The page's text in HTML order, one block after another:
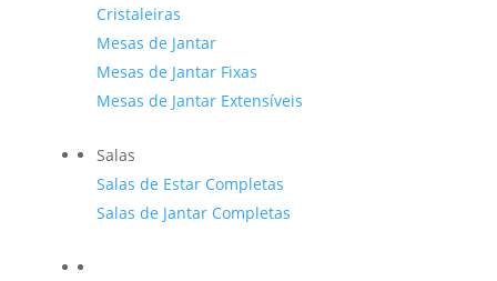
Cristaleiras
Mesas de Jantar
Mesas de Jantar Fixas
Mesas de Jantar Extensíveis
Salas
Salas de Estar Completas
Salas de Jantar Completas